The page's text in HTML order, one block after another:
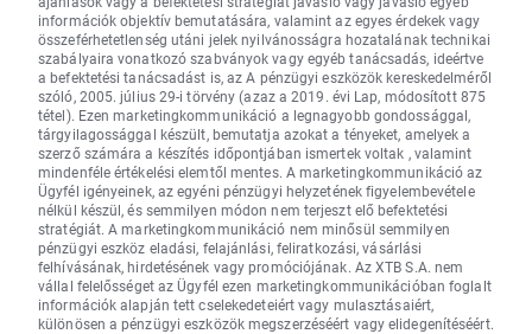
információk objektív bemutatására, valamint az egyes érdekek vagy
összeférhetetlenség utáni jelek nyilvánosságra hozatalának technikai
szabályaira vonatkozó szabványok vagy egyéb tanácsadás, ideértve
a befektetési tanácsadást is, az A pénzügyi eszközök kereskedelméről
szóló, 2005. július 29-i törvény (azaz a 2019. évi Lap, módosított 875
tétel). Ezen marketingkommunikáció a legnagyobb gondossággal,
tárgyilagossággal készült, bemutatja azokat a tényeket, amelyek a
szerző számára a készítés időpontjában ismertek voltak , valamint
mindenféle értékelési elemtől mentes. A marketingkommunikáció az
Ügyfél igényeinek, az egyéni pénzügyi helyzetének figyelembevétele
nélkül készül, és semmilyen módon nem terjeszt elő befektetési
stratégiát. A marketingkommunikáció nem minősül semmilyen
pénzügyi eszköz eladási, felajánlási, feliratkozási, vásárlási
felhívásának, hirdetésének vagy promóciójának. Az XTB S.A. nem
vállal felelősséget az Ügyfél ezen marketingkommunikációban foglalt
információk alapján tett cselekedeteiért vagy mulasztásaiért,
különösen a pénzügyi eszközök megszerzéséért vagy elidegenítéséért.